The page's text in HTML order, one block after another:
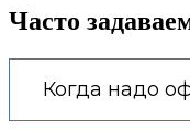
Часто
Когда надо